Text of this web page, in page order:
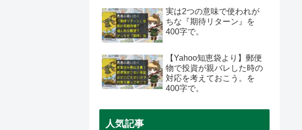
実は2つの意味で使われが
ちな『期待リターン』を
400字で。
【Yahoo知恵袋より】郵便
物で投資が親バレした時の
対応を考えておこう。を
400字で。
人気記事